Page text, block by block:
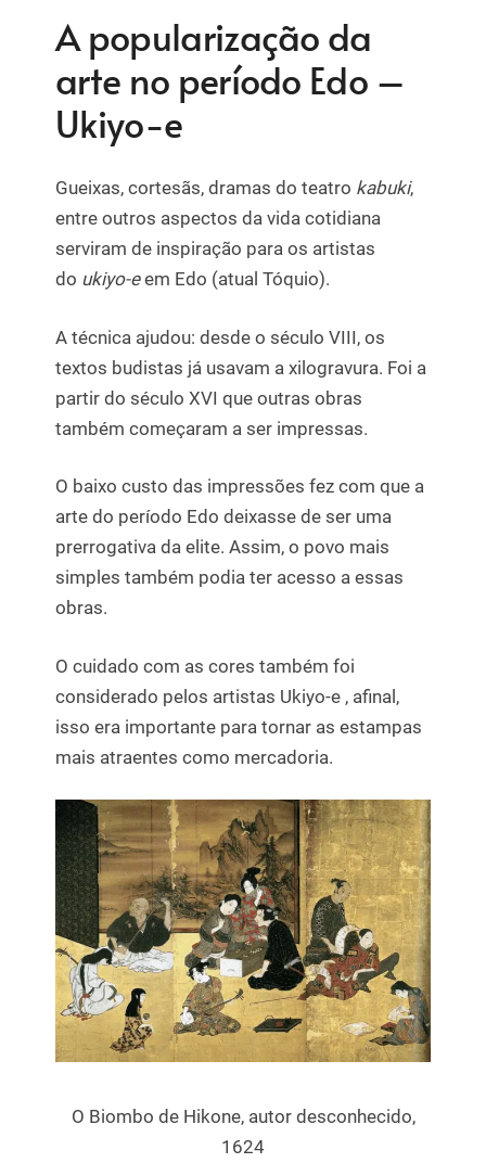
A popularização da
arte no período Edo –
Ukiyo-e
Gueixas, cortesãs, dramas do teatro kabuki,
entre outros aspectos da vida cotidiana
serviram de inspiração para os artistas
do ukiyo-eem Edo (atual Tóquio).
A técnica ajudou: desde o século VIII, os
textos budistas já usavam a xilogravura. Foi a
partir do século XVI que outras obras
também começaram a ser impressas.
O baixo custo das impressões fez com que a
arte do período Edo deixasse de ser uma
prerrogativa da elite. Assim, o povo mais
simples também podia ter acesso a essas
obras.
O cuidado com as cores também foi
considerado pelos artistas Ukiyo-e , afinal,
isso era importante para tornar as estampas
mais atraentes como mercadoria.
O Biombo de Hikone, autor desconhecido,
1624